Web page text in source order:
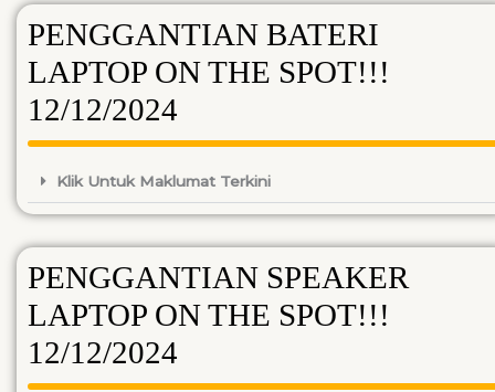
PENGGANTIAN BATERI
LAPTOP ON THE SPOT!!!
12/12/2024
Klik Untuk Maklumat Terkini
PENGGANTIAN SPEAKER
LAPTOP ON THE SPOT!!!
12/12/2024